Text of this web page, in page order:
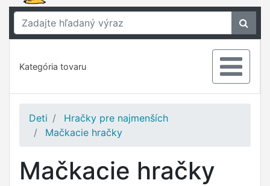
Kategória tovaru
Deti
Hračky pre najmenších
Mačkacie hračky
Mačkacie hračky